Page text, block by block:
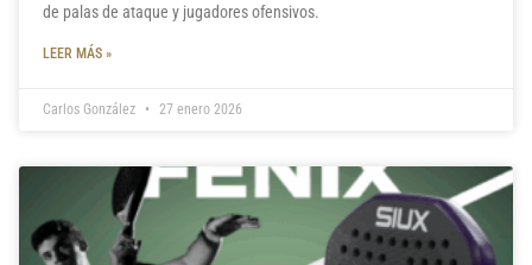
de palas de ataque y jugadores ofensivos.
LEER MÁS »
Carlos González 27 enero 2026